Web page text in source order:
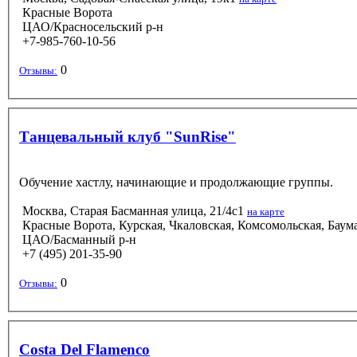
Красные Ворота
ЦАО/Красносельский р-н
+7-985-760-10-56
Отзывы: 0
Танцевальный клуб "SunRise"
Обучение хастлу, начинающие и продолжающие группы.
Москва, Старая Басманная улица, 21/4с1 на карте
Красные Ворота, Курская, Чкаловская, Комсомольская,
ЦАО/Басманный р-н
+7 (495) 201-35-90
Отзывы: 0
Costa Del Flamenco